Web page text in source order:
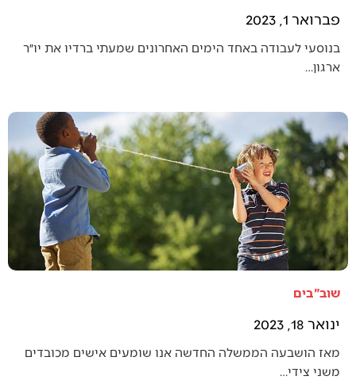
פברואר 1, 2023
בנוסעי לעבודה באחד הימים האחרונים שמעתי ברדיו את יו״ר
ארגון…
שוב"בים
ינואר 18, 2023
מאז הושבעה הממשלה החדשה אנו שומעים אישים מכובדים
משני צידי…